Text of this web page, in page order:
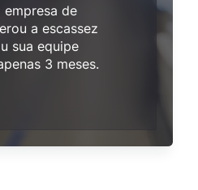
empresa de
a escassez
sua equipe
3 meses.